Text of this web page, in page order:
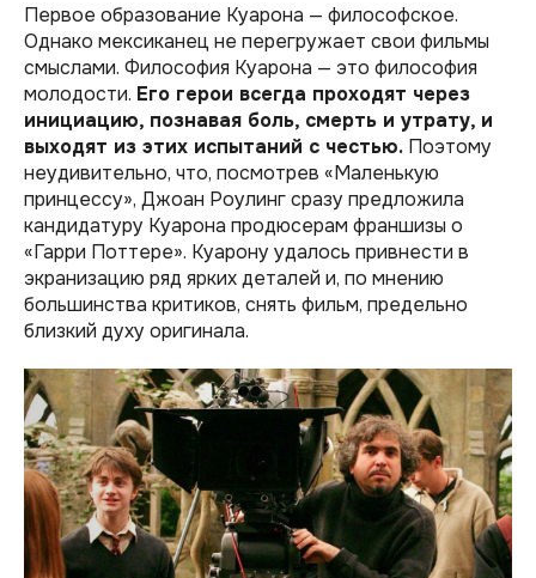
Первое образование Куарона — философское.
Однако мексиканец не перегружает свои фильмы
смыслами. Философия Куарона — это философия
молодости. Его герои всегда проходят через
инициацию, познавая боль, смерть и утрату, и
выходят из этих испытаний с честью. Поэтому
неудивительно, что, посмотрев «Маленькую
принцессу», Джоан Роулинг сразу предложила
кандидатуру Куарона продюсерам франшизы о
«Гарри Поттере». Куарону удалось привнести в
экранизацию ряд ярких деталей и, по мнению
большинства критиков, снять фильм, предельно
близкий духу оригинала.